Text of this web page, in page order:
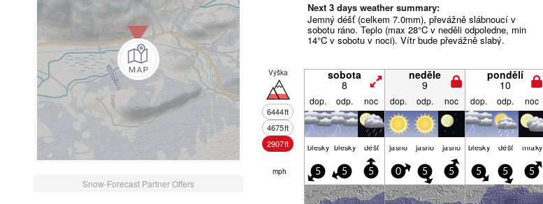
Snow-Forecast Partner Offers
Next 3 days weather summary:
Jemný déšť (celkem 7.0mm), převážně slábnoucí v
sobotu ráno. Teplo (max 28°C v neděli odpoledne, min
14°C v sobotu v noci). Vítr bude převážně slabý.
Výška
6444ft
4675ft
2907ft
sobota
8
neděle
9
pondělí
10
dop. odp. noc dop. odp. noc dop. odp. noc
blesky blesky déšť jasno jasno jasno blesky déšť mraky
mph 5 5 5 0 5 5 5 5 5